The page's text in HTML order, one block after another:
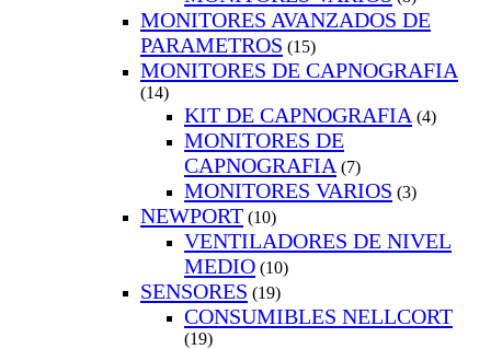
MONITORES AVANZADOS DE
PARAMETROS (15)
MONITORES DE CAPNOGRAFIA
(14)
KIT DE CAPNOGRAFIA (4)
MONITORES DE
CAPNOGRAFIA (7)
MONITORES VARIOS (3)
NEWPORT (10)
VENTILADORES DE NIVEL
MEDIO (10)
SENSORES (19)
CONSUMIBLES NELLCORT
(19)